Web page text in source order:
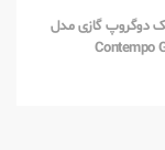
دوگروپ گازی مدل
Contempo